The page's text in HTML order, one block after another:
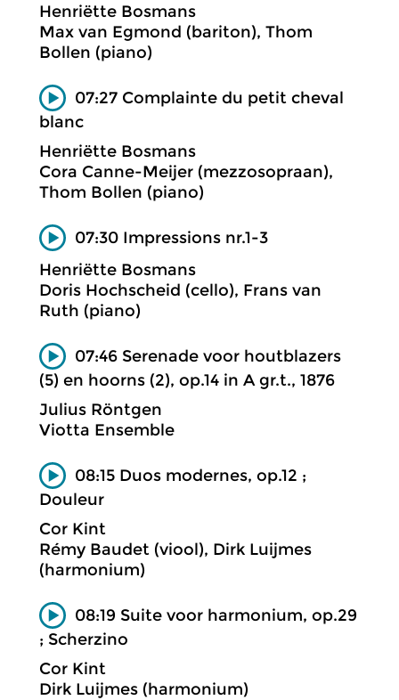
Henriëtte Bosmans
Max van Egmond (bariton), Thom
Bollen (piano)
07:27 Complainte du petit cheval
blanc
Henriëtte Bosmans
Cora Canne-Meijer (mezzosopraan),
Thom Bollen (piano)
07:30 Impressions nr.1-3
Henriëtte Bosmans
Doris Hochscheid (cello), Frans van
Ruth (piano)
07:46 Serenade voor houtblazers
(5) en hoorns (2), op.14 in A gr.t., 1876
Julius Röntgen
Viotta Ensemble
08:15 Duos modernes, op.12 ;
Douleur
Cor Kint
Rémy Baudet (viool), Dirk Luijmes
(harmonium)
08:19 Suite voor harmonium, op.29
; Scherzino
Cor Kint
Dirk Luijmes (harmonium)